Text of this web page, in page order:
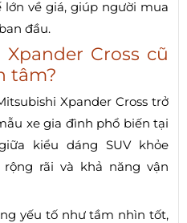
về giá, giúp người mua
đầu.
Cross cũ
tâm?
Xpander Cross trở
xe gia đình phổ biến tại
kiểu dáng SUV khỏe
rộng rãi và khả năng vận
yếu tố như tầm nhìn tốt,